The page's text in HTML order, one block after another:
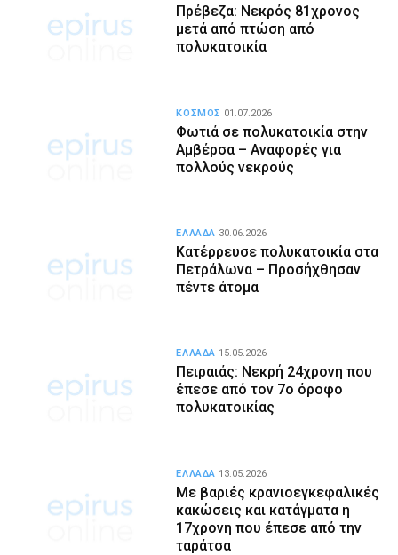
Πρέβεζα: Νεκρός 81χρονος
μετά από πτώση από
πολυκατοικία
Φωτιά σε πολυκατοικία στην
Αμβέρσα – Αναφορές για
πολλούς νεκρούς
ΚΟΣΜΟΣ 01.07.2026
Κατέρρευσε πολυκατοικία στα
Πετράλωνα – Προσήχθησαν
πέντε άτομα
ΕΛΛΑΔΑ 30.06.2026
Πειραιάς: Νεκρή 24χρονη που
έπεσε από τον 7ο όροφο
πολυκατοικίας
ΕΛΛΑΔΑ 15.05.2026
Με βαριές κρανιοεγκεφαλικές
κακώσεις και κατάγματα η
17χρονη που έπεσε από την
ταράτσα
ΕΛΛΑΔΑ 13.05.2026